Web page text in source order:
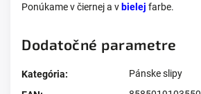
Ponúkame v čiernej a v bielej farbe.
Dodatočné parametre
Kategória:
Pánske slipy